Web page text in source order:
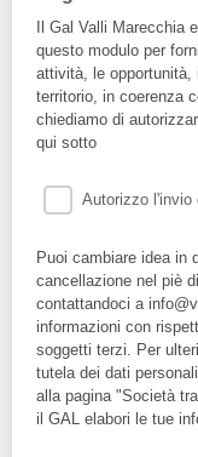
Il Gal Valli Marecchia
questo modulo per
attività, le opportunità,
territorio, in coerenza
chiediamo di
qui sotto
Autorizzo l'invio
Puoi cambiare idea in
cancellazione nel piè
contattandoci a
informazioni con
soggetti terzi. Per
tutela dei dati
alla pagina "Società
il GAL elabori le tue